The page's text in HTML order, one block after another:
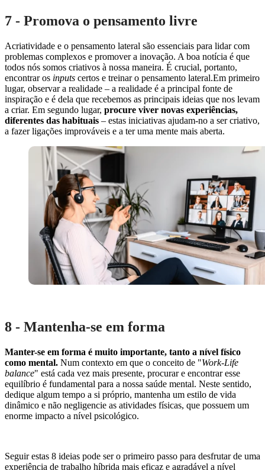
7 - Promova o pensamento livre
Acriatividade e o pensamento lateral são essenciais para lidar com
problemas complexos e promover a inovação. A boa notícia é que
todos nós somos criativos à nossa maneira. É crucial, portanto,
encontrar os inputs certos e treinar o pensamento lateral.Em primeiro
lugar, observar a realidade – a realidade é a principal fonte de
inspiração e é dela que recebemos as principais ideias que nos levam
a criar. Em segundo lugar, procure viver novas experiências,
diferentes das habituais – estas iniciativas ajudam-no a ser criativo,
a fazer ligações improváveis e a ter uma mente mais aberta.
8 - Mantenha-se em forma
Manter-se em forma é muito importante, tanto a nível físico
como mental. Num contexto em que o conceito de "Work-Life
balance" está cada vez mais presente, procurar e encontrar esse
equilíbrio é fundamental para a nossa saúde mental. Neste sentido,
dedique algum tempo a si próprio, mantenha um estilo de vida
dinâmico e não negligencie as atividades físicas, que possuem um
enorme impacto a nível psicológico.
Seguir estas 8 ideias pode ser o primeiro passo para desfrutar de uma
experiência de trabalho híbrida mais eficaz e agradável a nível